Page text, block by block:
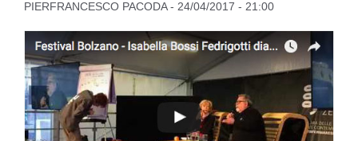
PIERFRANCESCO PACODA - 24/04/2017 - 21:00